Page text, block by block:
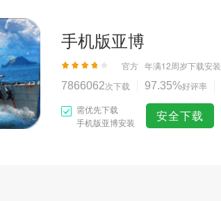
手机版亚博
官方 年满12周岁下载安装
7866062次下载 97.35%好评率
需优先下载
手机版亚博安装
安全下载